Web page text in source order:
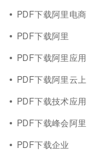
PDF下载阿里电商
PDF下载阿里
PDF下载阿里应用
PDF下载阿里云上
PDF下载技术应用
PDF下载峰会阿里
PDF下载企业